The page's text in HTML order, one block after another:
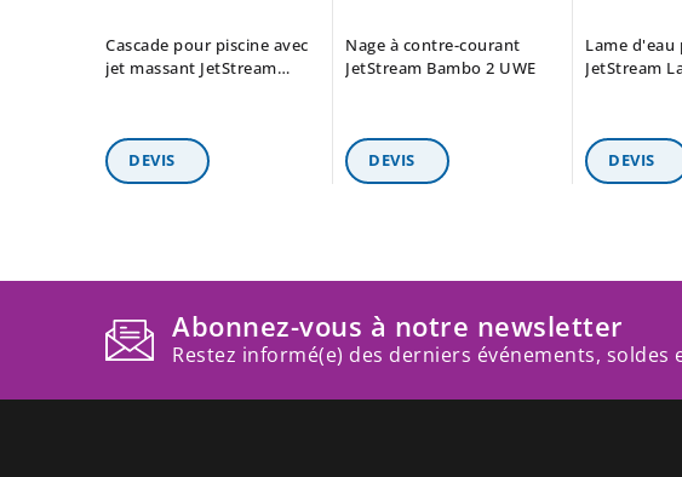
Cascade pour piscine avec
jet massant JetStream
Nage à contre-courant
JetStream Bambo 2 UWE
Lame d'eau
JetStream
Abonnez-vous à notre newsletter
Restez informé(e) des derniers événements, soldes